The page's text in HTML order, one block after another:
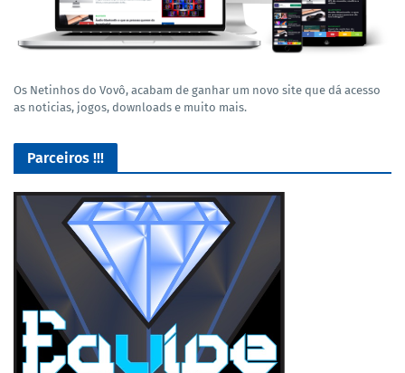
Os Netinhos do Vovô, acabam de ganhar um novo site que dá acesso
as noticias, jogos, downloads e muito mais.
Parceiros !!!
Lives de Gameplay no Facebook Gaming e muito mais